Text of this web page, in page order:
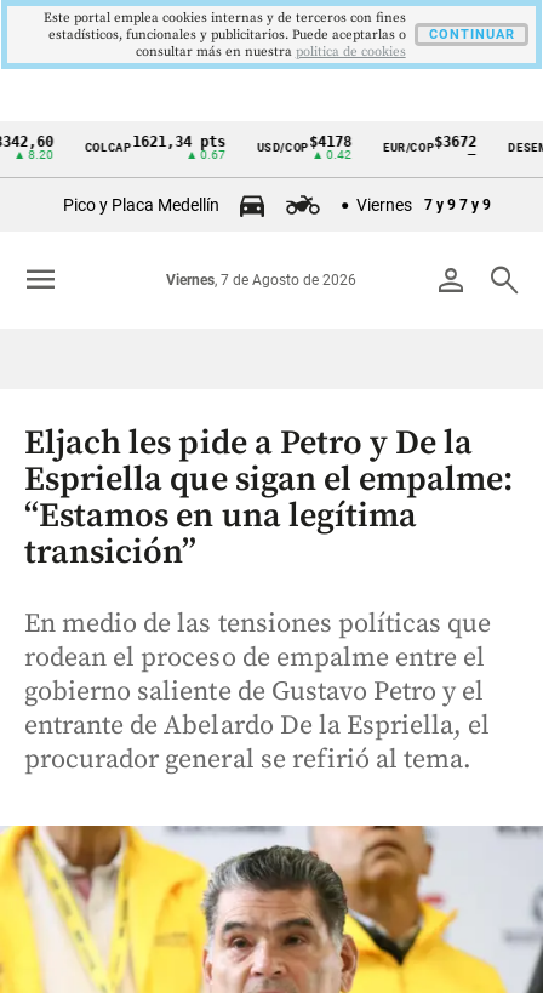
Cintillo
Colombia
COLCAP1621,34 pts USD/COP$4178
▲ 0.42
EUR/COP$3672
—
DESEMPLEO
Pico y Placa Medellín Viernes 7 y 9 7 y 9
person search
Viernes, 7 de Agosto de 2026
menu
Eljach les pide a Petro y De la
Espriella que sigan el empalme:
“Estamos en una legítima
transición”
En medio de las tensiones políticas que
rodean el proceso de empalme entre el
gobierno saliente de Gustavo Petro y el
entrante de Abelardo De la Espriella, el
procurador general se refirió al tema.
Este portal emplea cookies internas y de terceros con fines
estadísticos, funcionales y publicitarios. Puede aceptarlas o
consultar más en nuestra politica de cookies
CONTINUAR